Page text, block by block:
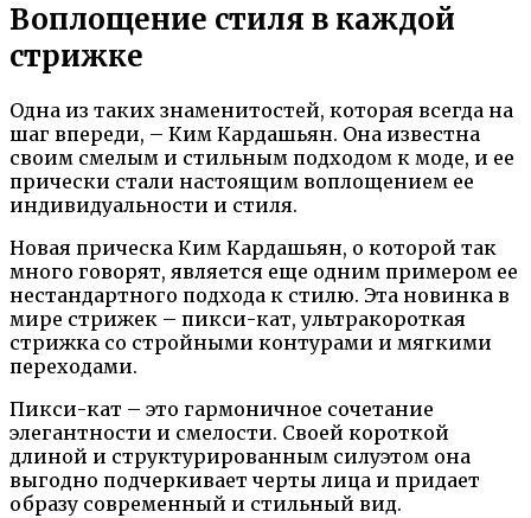
Воплощение стиля в каждой
стрижке
Одна из таких знаменитостей, которая всегда на
шаг впереди, – Ким Кардашьян. Она известна
своим смелым и стильным подходом к моде, и ее
прически стали настоящим воплощением ее
индивидуальности и стиля.
Новая прическа Ким Кардашьян, о которой так
много говорят, является еще одним примером ее
нестандартного подхода к стилю. Эта новинка в
мире стрижек – пикси-кат, ультракороткая
стрижка со стройными контурами и мягкими
переходами.
Пикси-кат – это гармоничное сочетание
элегантности и смелости. Своей короткой
длиной и структурированным силуэтом она
выгодно подчеркивает черты лица и придает
образу современный и стильный вид.